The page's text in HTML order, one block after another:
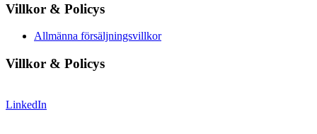
Villkor & Policys
Allmänna försäljningsvillkor
Villkor & Policys
LinkedIn